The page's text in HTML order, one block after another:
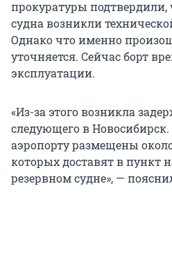
прокуратуры подтвердили,
судна возникли
Однако что именно
уточняется. Сейчас борт
эксплуатации.
«Из-за этого возникла
следующего в
аэропорту размещены
которых доставят в пункт
резервном судне», —